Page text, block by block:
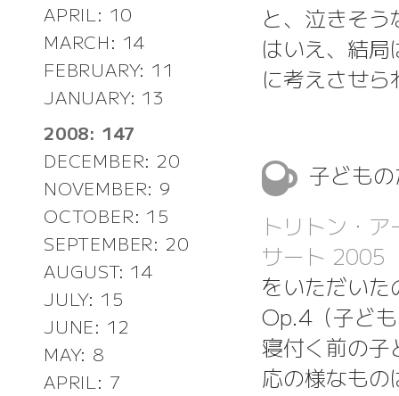
APRIL: 10
MARCH: 14
FEBRUARY: 11
JANUARY: 13
2008: 147
DECEMBER: 20
NOVEMBER: 9
OCTOBER: 15
SEPTEMBER: 20
AUGUST: 14
JULY: 15
JUNE: 12
MAY: 8
APRIL: 7
と、泣きそ
はいえ、結
に考えさせ
子ども
トリトン・
サート 2005
をいただい
Op.4（子ど
寝付く前の子
応の様なも